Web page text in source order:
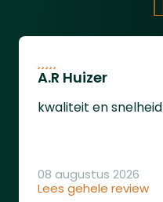
A.R Huizer
kwaliteit en snelheid
Lees gehele review
08 augustus 2026